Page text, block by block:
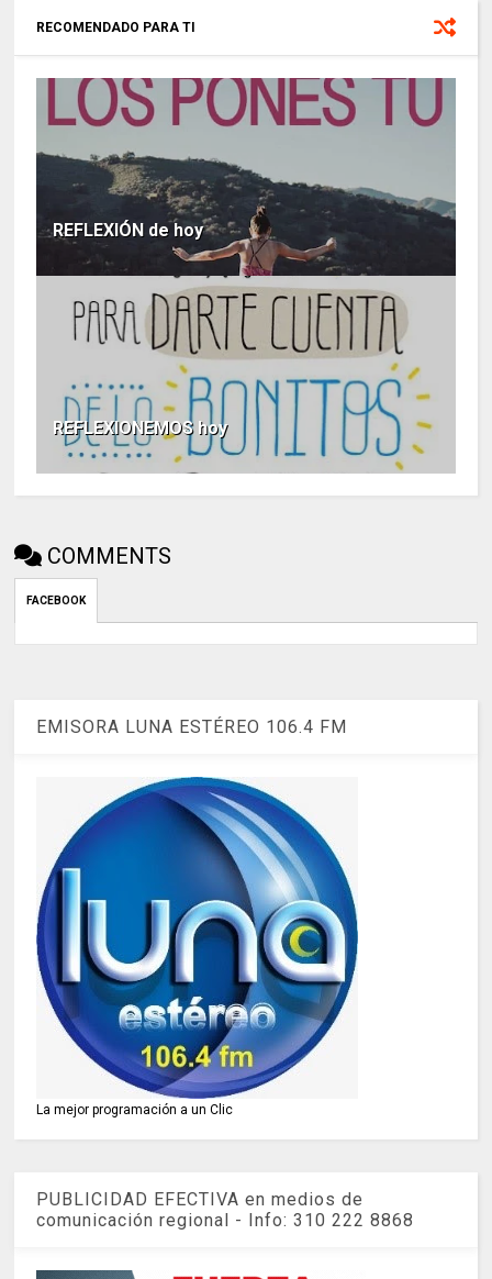
RECOMENDADO PARA TI
REFLEXIÓN de hoy
REFLEXIONEMOS hoy
COMMENTS
FACEBOOK
EMISORA LUNA ESTÉREO 106.4 FM
La mejor programación a un Clic
PUBLICIDAD EFECTIVA en medios de
comunicación regional - Info: 310 222 8868